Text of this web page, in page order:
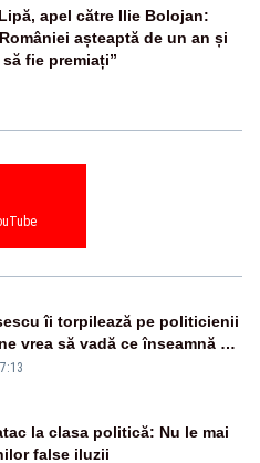
apel către Ilie Bolojan:
așteaptă de un an și
fie premiați”
îi torpilează pe politicienii
vrea să vadă ce înseamnă să
uită la România
la clasa politică: Nu le mai
false iluzii